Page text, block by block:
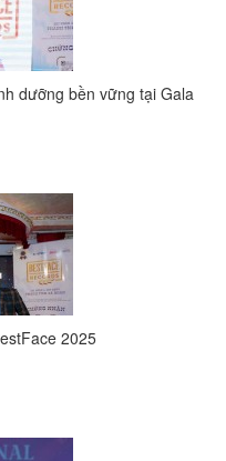
dưỡng bền vững tại Gala
2025